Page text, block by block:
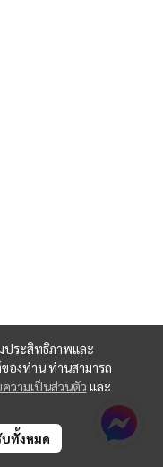
ประสิทธิภาพและ
องท่าน ท่านสามารถ
วามเป็นส่วนตัว และ
ทั้งหมด